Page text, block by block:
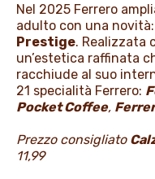
Nel 2025 Ferrero
adulto con una
Prestige. Realizzata
un’estetica raffinata
racchiude al suo
21 specialità Ferrero:
Pocket Coffee,
Prezzo consigliato
11,99